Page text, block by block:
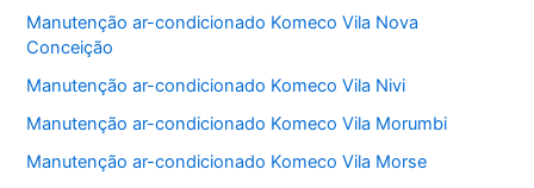
Manutenção ar-condicionado Komeco Vila Nova
Conceição
Manutenção ar-condicionado Komeco Vila Nivi
Manutenção ar-condicionado Komeco Vila Morumbi
Manutenção ar-condicionado Komeco Vila Morse